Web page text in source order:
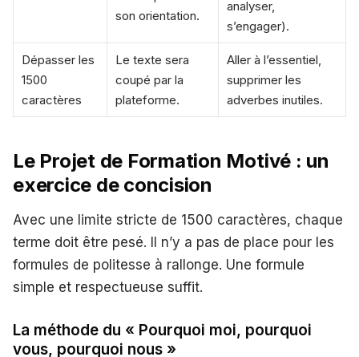
son orientation.
analyser,
s’engager).
Dépasser les
1500
caractères
Le texte sera
coupé par la
plateforme.
Aller à l’essentiel,
supprimer les
adverbes inutiles.
Le Projet de Formation Motivé : un
exercice de concision
Avec une limite stricte de 1500 caractères, chaque
terme doit être pesé. Il n’y a pas de place pour les
formules de politesse à rallonge. Une formule
simple et respectueuse suffit.
La méthode du « Pourquoi moi, pourquoi
vous, pourquoi nous »